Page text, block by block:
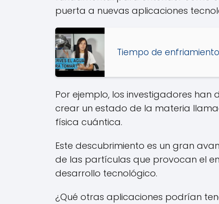
puerta a nuevas aplicaciones
Tiempo de
Por ejemplo, los investigadores
crear un estado de la materia
física cuántica.
Este descubrimiento es un gran
de las partículas que provocan el
desarrollo tecnológico.
¿Qué otras aplicaciones podrían